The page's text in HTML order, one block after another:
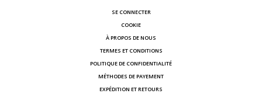
SE CONNECTER
COOKIE
À PROPOS DE NOUS
TERMES ET CONDITIONS
POLITIQUE DE CONFIDENTIALITÉ
MÉTHODES DE PAYEMENT
EXPÉDITION ET RETOURS